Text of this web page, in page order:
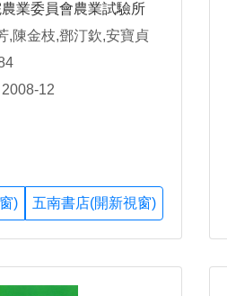
業委員會農業試驗所
,陳金枝,鄧汀欽,安寶貞
12
) 五南書店(開新視窗)